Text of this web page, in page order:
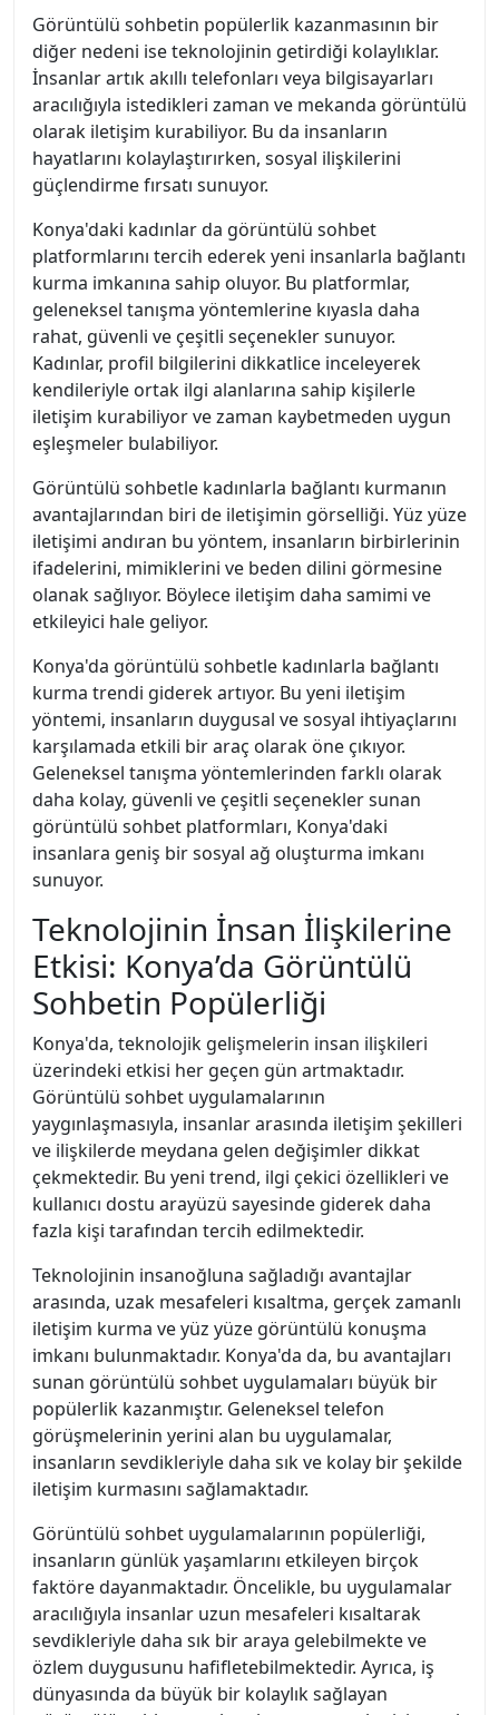
Görüntülü sohbetin popülerlik kazanmasının bir
diğer nedeni ise teknolojinin getirdiği kolaylıklar.
İnsanlar artık akıllı telefonları veya bilgisayarları
aracılığıyla istedikleri zaman ve mekanda görüntülü
olarak iletişim kurabiliyor. Bu da insanların
hayatlarını kolaylaştırırken, sosyal ilişkilerini
güçlendirme fırsatı sunuyor.
Konya'daki kadınlar da görüntülü sohbet
platformlarını tercih ederek yeni insanlarla bağlantı
kurma imkanına sahip oluyor. Bu platformlar,
geleneksel tanışma yöntemlerine kıyasla daha
rahat, güvenli ve çeşitli seçenekler sunuyor.
Kadınlar, profil bilgilerini dikkatlice inceleyerek
kendileriyle ortak ilgi alanlarına sahip kişilerle
iletişim kurabiliyor ve zaman kaybetmeden uygun
eşleşmeler bulabiliyor.
Görüntülü sohbetle kadınlarla bağlantı kurmanın
avantajlarından biri de iletişimin görselliği. Yüz yüze
iletişimi andıran bu yöntem, insanların birbirlerinin
ifadelerini, mimiklerini ve beden dilini görmesine
olanak sağlıyor. Böylece iletişim daha samimi ve
etkileyici hale geliyor.
Konya'da görüntülü sohbetle kadınlarla bağlantı
kurma trendi giderek artıyor. Bu yeni iletişim
yöntemi, insanların duygusal ve sosyal ihtiyaçlarını
karşılamada etkili bir araç olarak öne çıkıyor.
Geleneksel tanışma yöntemlerinden farklı olarak
daha kolay, güvenli ve çeşitli seçenekler sunan
görüntülü sohbet platformları, Konya'daki
insanlara geniş bir sosyal ağ oluşturma imkanı
sunuyor.
Teknolojinin İnsan İlişkilerine
Etkisi: Konya’da Görüntülü
Sohbetin Popülerliği
Konya'da, teknolojik gelişmelerin insan ilişkileri
üzerindeki etkisi her geçen gün artmaktadır.
Görüntülü sohbet uygulamalarının
yaygınlaşmasıyla, insanlar arasında iletişim şekilleri
ve ilişkilerde meydana gelen değişimler dikkat
çekmektedir. Bu yeni trend, ilgi çekici özellikleri ve
kullanıcı dostu arayüzü sayesinde giderek daha
fazla kişi tarafından tercih edilmektedir.
Teknolojinin insanoğluna sağladığı avantajlar
arasında, uzak mesafeleri kısaltma, gerçek zamanlı
iletişim kurma ve yüz yüze görüntülü konuşma
imkanı bulunmaktadır. Konya'da da, bu avantajları
sunan görüntülü sohbet uygulamaları büyük bir
popülerlik kazanmıştır. Geleneksel telefon
görüşmelerinin yerini alan bu uygulamalar,
insanların sevdikleriyle daha sık ve kolay bir şekilde
iletişim kurmasını sağlamaktadır.
Görüntülü sohbet uygulamalarının popülerliği,
insanların günlük yaşamlarını etkileyen birçok
faktöre dayanmaktadır. Öncelikle, bu uygulamalar
aracılığıyla insanlar uzun mesafeleri kısaltarak
sevdikleriyle daha sık bir araya gelebilmekte ve
özlem duygusunu hafifletebilmektedir. Ayrıca, iş
dünyasında da büyük bir kolaylık sağlayan